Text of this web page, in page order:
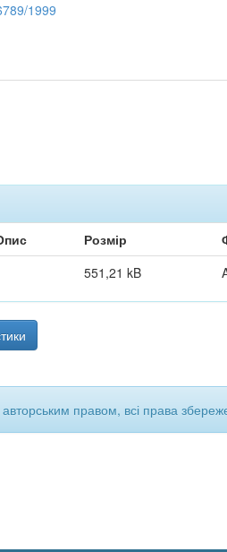
1999
Розмір
551,21 kB
авторським правом, всі права